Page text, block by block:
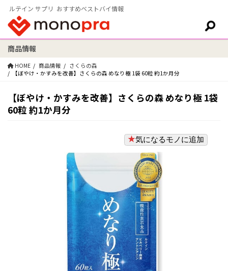
ルテイン サプリ おすすめベストバイ情報
検索:
商品情報
HOME 商品情報
さくらの森
【ぼやけ・かすみを改善】さくらの森 めなり極 1袋 60粒 約1か月分
【ぼやけ・かすみを改善】さくらの森 めなり極 1袋
60粒 約1か月分
気になるモノに追加